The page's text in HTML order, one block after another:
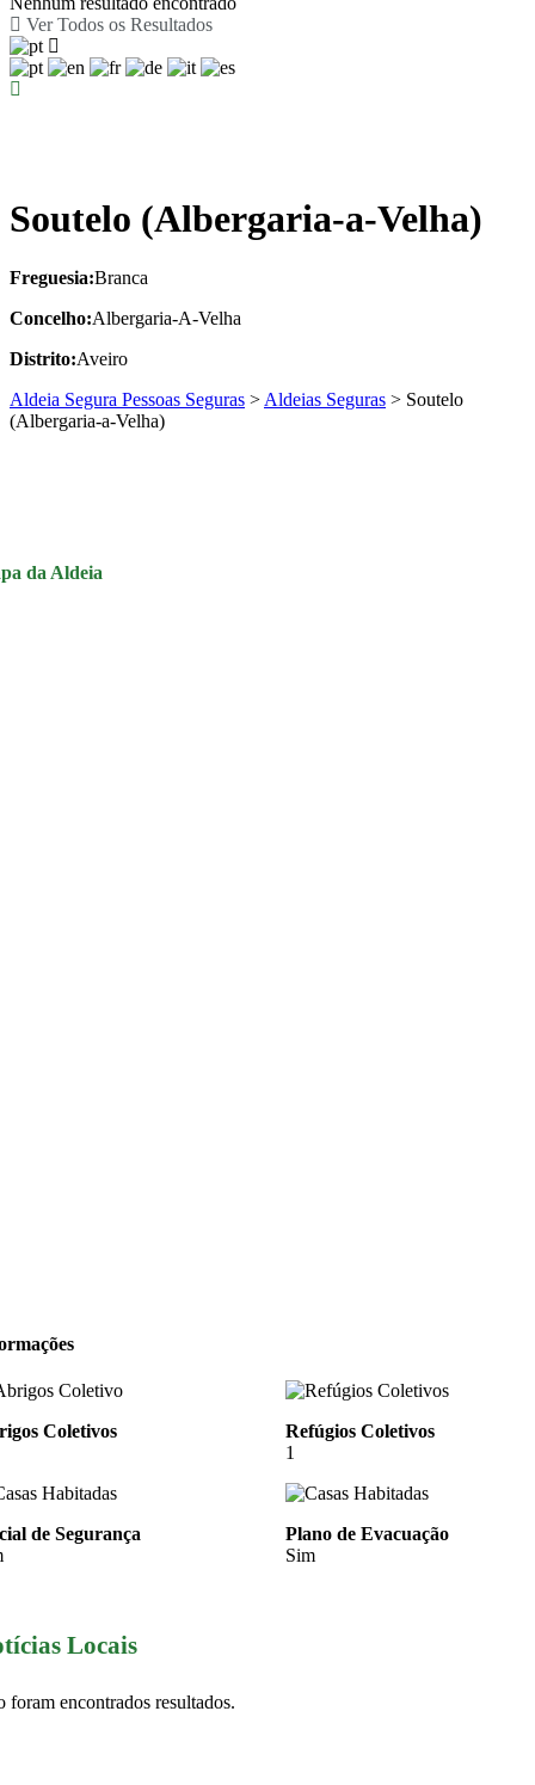
Ver Todos os Resultados
Soutelo (Albergaria-a-Velha)
Freguesia:Branca
Concelho:Albergaria-A-Velha
Distrito:Aveiro
Aldeia Segura Pessoas Seguras > Aldeias Seguras > Soutelo
(Albergaria-a-Velha)
da Aldeia
Coletivos
Refúgios Coletivos
1
de Segurança
Plano de Evacuação
Sim
Locais
foram encontrados resultados.